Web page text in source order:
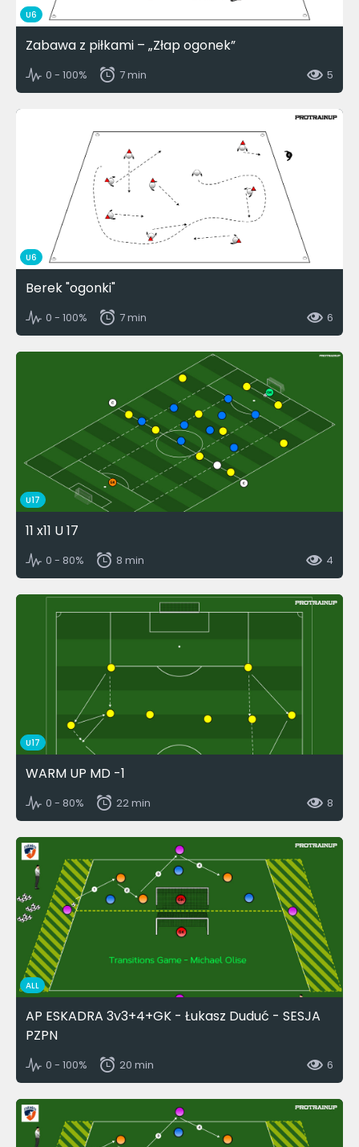
U6
Zabawa z piłkami – „Złap ogonek”
0 - 100% 7 min 5
U6
Berek "ogonki"
0 - 100% 7 min 6
U17
11 x11 U 17
0 - 80% 8 min 4
U17
WARM UP MD -1
0 - 80% 22 min 8
ALL
AP ESKADRA 3v3+4+GK - Łukasz Duduć - SESJA
PZPN
0 - 100% 20 min 6